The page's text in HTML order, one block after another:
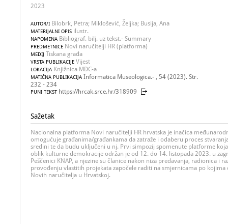
2023
AUTOR/I Bilobrk, Petra; Miklošević, Željka; Busija, Ana
MATERIJALNI OPIS ilustr.
NAPOMENA Bibliograf. bilj. uz tekst.- Summary
PREDMETNICE Novi naručitelji HR (platforma)
MEDIJ Tiskana građa
VRSTA PUBLIKACIJE Vijest
LOKACIJA Knjižnica MDC-a
MATIČNA PUBLIKACIJA Informatica Museologica.- , 54 (2023). Str.
232 - 234
PUNI TEKST https://hrcak.srce.hr/318909
Sažetak
Nacionalna platforma Novi naručitelji HR hrvatska je inačica
omogućuje građanima/građankama da zatraže i odaberu proces
sredini te da budu uključeni u nj. Prvi simpozij spomenute platforme
oblik kulturne demokracije održan je od 12. do 14. listopada 2023. u
Peščenici KNAP, a njezine su članice nakon niza predavanja, radionica i
provođenju vlastitih projekata započele raditi na smjernicama po
Novih naručitelja u Hrvatskoj.